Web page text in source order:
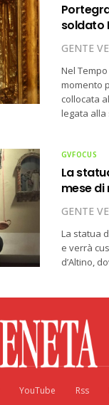
soldato
GENTE
Nel
momento
collocata
legata
GVFOCUS
La
mese
GENTE
La statua
e verrà
d’Altino,
YouTube Rss